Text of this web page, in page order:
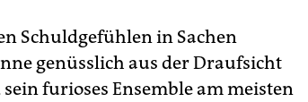
Schuldgefühlen in Sachen
genüsslich aus der Draufsicht
furioses Ensemble am meisten